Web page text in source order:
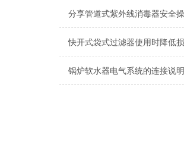
锅炉软水器电气系统的连接说明